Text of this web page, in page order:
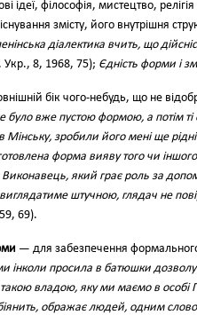
ідеї, філософія, мистецтво,
змісту, його внутрішня
діалектика вчить, що
8, 1968, 75); Єдність форми і
бік чого-небудь, що не
було вже пустою формою, а потім ті
зробили його мені ще
форма вияву того чи
Виконавець, який грає роль за
штучною, глядач не
69).
— для забезпечення
інколи просила в батюшки
владою, яку ми маємо в особі
ображає людей, одним